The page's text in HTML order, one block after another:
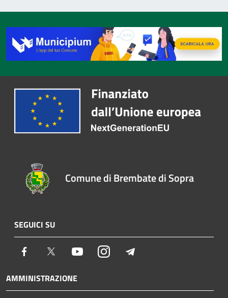
Comune di Brembate di Sopra
SEGUICI SU
Facebook Twitter YoutubeInstagram
AMMINISTRAZIONE